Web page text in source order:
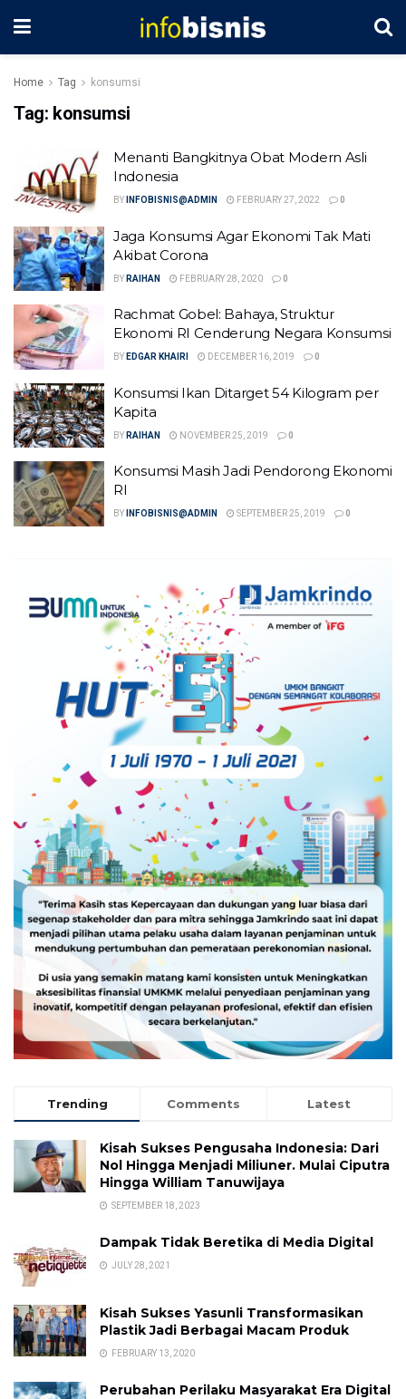
Home Tag konsumsi
Tag: konsumsi
Menanti Bangkitnya Obat Modern Asli
Indonesia
BY INFOBISNIS@ADMIN FEBRUARY 27, 2022 0
Jaga Konsumsi Agar Ekonomi Tak Mati
Akibat Corona
BY RAIHAN FEBRUARY 28, 2020 0
Rachmat Gobel: Bahaya, Struktur
Ekonomi RI Cenderung Negara Konsumsi
BY EDGAR KHAIRI DECEMBER 16, 2019 0
Konsumsi Ikan Ditarget 54 Kilogram per
Kapita
BY RAIHAN NOVEMBER 25, 2019 0
Konsumsi Masih Jadi Pendorong Ekonomi
RI
BY INFOBISNIS@ADMIN SEPTEMBER 25, 2019 0
Trending Comments Latest
Kisah Sukses Pengusaha Indonesia: Dari
Nol Hingga Menjadi Miliuner. Mulai Ciputra
Hingga William Tanuwijaya
SEPTEMBER 18, 2023
Dampak Tidak Beretika di Media Digital
JULY 28, 2021
Kisah Sukses Yasunli Transformasikan
Plastik Jadi Berbagai Macam Produk
FEBRUARY 13, 2020
Perubahan Perilaku Masyarakat Era Digital